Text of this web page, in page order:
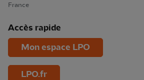
France
Accès rapide
Mon espace LPO
LPO.fr